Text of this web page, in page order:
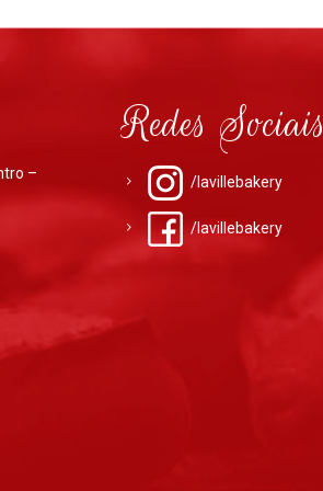
–
Redes Sociais
/lavillebakery
/lavillebakery